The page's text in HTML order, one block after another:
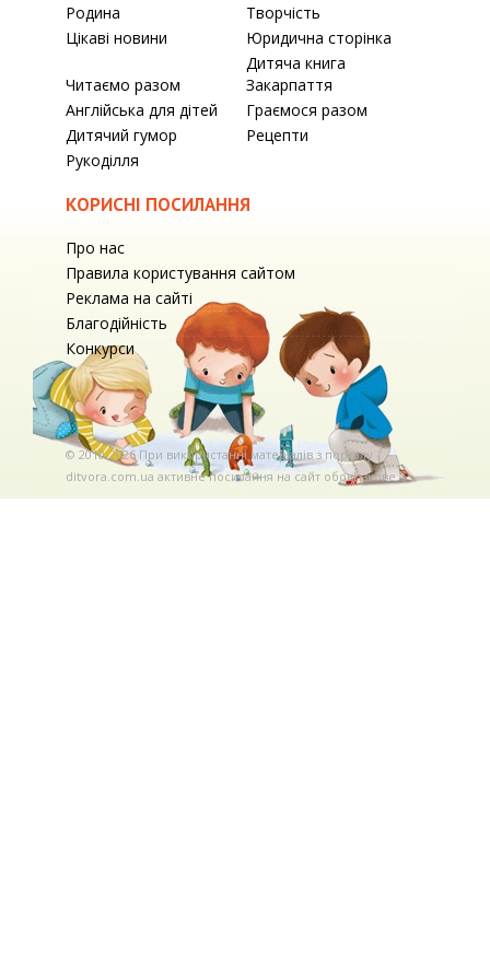
Родина
Творчість
Цікаві новини
Юридична сторінка
Читаємо разом
Дитяча книга
Закарпаття
Англійська для дітей
Граємося разом
Дитячий гумор
Рецепти
Рукоділля
КОРИСНІ ПОСИЛАННЯ
Про нас
Правила користування сайтом
Реклама на сайті
Благодійність
Конкурси
© 2010-2026 При використаннi матерiалiв з порталу
ditvora.com.ua активне посилання на сайт обов'язкове. .